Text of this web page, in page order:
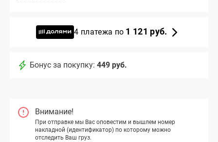
4 платежа по 1 121 руб.
Бонус за покупку: 449 руб.
Внимание!
При отправке мы Вас оповестим и вышлем номер
накладной (идентификатор) по которому можно
отследить Ваш груз.